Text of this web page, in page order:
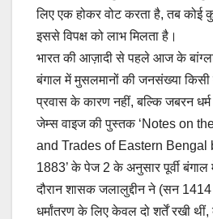
लिए एक होकर वोट करता है, तब कोई
इससे विपक्ष को लाभ मिलता है।
भारत की आज़ादी से पहले आज के
बंगाल में मुसलमानों की जनसंख्या
प्रवास के कारण नहीं, बल्कि जबरन धर्म
जेम्स वाइज की पुस्तक ‘Notes on
and Trades of Eastern Bengal
1883’ के पेज 2 के अनुसार पूर्वी
दौरान शासक जलालुद्दीन ने (सन
धर्मांतरण के लिए केवल दो शर्तें रखी